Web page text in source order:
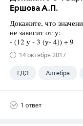
Ершова А.П.
Докажите, что
не зависит от у:
- (12 у - 3 (у- 4)) + 9
14 октября 2017
ГДЗ Алгебра
1 ответ